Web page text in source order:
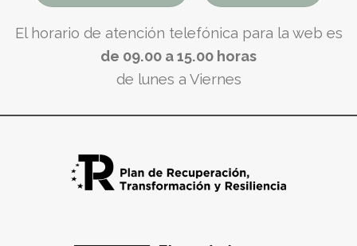
El horario de atención telefónica para la web es
de 09.00 a 15.00 horas
de lunes a Viernes